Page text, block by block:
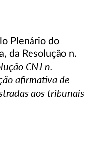
Plenário do
da Resolução n.
CNJ n.
afirmativa de
aos tribunais